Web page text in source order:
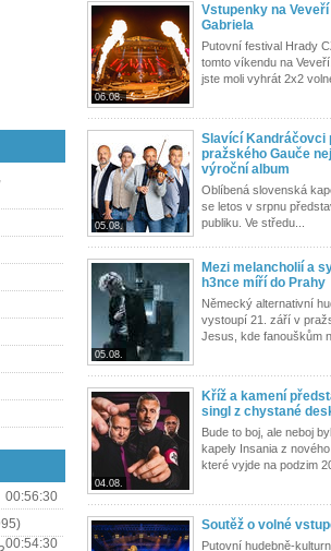
00:56:30
00:54:30
06.08.
Vstupenky na
Gabriela
Putovní festival Hrady
tomto víkendu na
jste moli vyhrát 2x2
05.08.
Slavící Kandráčovci
pražského Gauče
výroční album
Oblíbená slovenská
se letos v srpnu
publiku. Ve středu...
05.08.
Mezi melancholií a
h3nce míří do Prahy
Německý alternativní
vystoupí 21. září v
Jesus, kde fanouškům
04.08.
Kříž a kamení
singl z chystané
Bude to boj, ale neboj
kapely Insania z
které vyjde na podzim
Soutěž o volné
Putovní hudebně-